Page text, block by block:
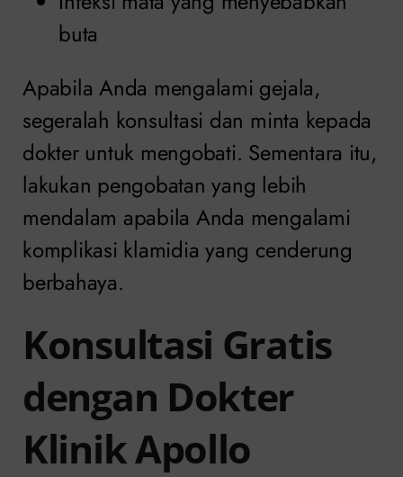
buta
Apabila Anda mengalami gejala,
segeralah konsultasi dan minta kepada
dokter untuk mengobati. Sementara itu,
lakukan pengobatan yang lebih
mendalam apabila Anda mengalami
komplikasi klamidia yang cenderung
berbahaya.
Konsultasi Gratis
dengan Dokter
Klinik Apollo